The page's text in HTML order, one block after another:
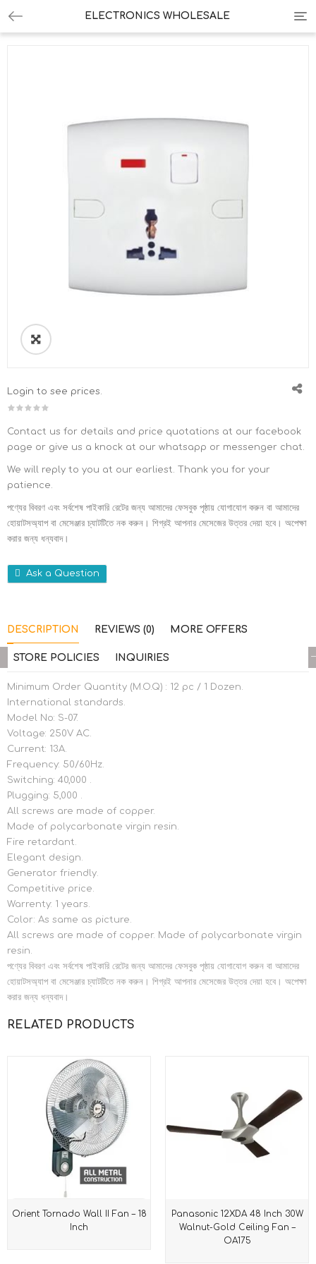
ELECTRONICS WHOLESALE
Login to see prices.
Contact us for details and price quotations at our facebook
page or give us a knock at our whatsapp or messenger chat.
We will reply to you at our earliest. Thank you for your
patience.
পণ্যের বিবরণ এবং সর্বশেষ পাইকারি রেটের জন্য আমাদের ফেসবুক পৃষ্ঠায় যোগাযোগ করুন বা আমাদের
হোয়াটসঅ্যাপ বা মেসেঞ্জার চ্যাটটিতে নক করুন। শিগ্রই আপনার মেসেজের উত্তর দেয়া হবে। অপেক্ষা
করার জন্য ধন্যবাদ।
Ask a Question
DESCRIPTION REVIEWS (0) MORE OFFERS
STORE POLICIES INQUIRIES
Minimum Order Quantity (M.O.Q) : 12 pc / 1 Dozen.
International standards.
Model No: S-07.
Voltage: 250V AC.
Current: 13A.
Frequency: 50/60Hz.
Switching: 40,000 .
Plugging: 5,000 .
All screws are made of copper.
Made of polycarbonate virgin resin.
Fire retardant.
Elegant design.
Generator friendly.
Competitive price.
Warrenty: 1 years.
Color: As same as picture.
All screws are made of copper. Made of polycarbonate virgin
resin.
পণ্যের বিবরণ এবং সর্বশেষ পাইকারি রেটের জন্য আমাদের ফেসবুক পৃষ্ঠায় যোগাযোগ করুন বা আমাদের
হোয়াটসঅ্যাপ বা মেসেঞ্জার চ্যাটটিতে নক করুন। শিগ্রই আপনার মেসেজের উত্তর দেয়া হবে। অপেক্ষা
করার জন্য ধন্যবাদ।
RELATED PRODUCTS
Orient Tornado Wall II Fan – 18
Inch
Panasonic 12XDA 48 Inch 30W
Walnut-Gold Ceiling Fan –
OA175